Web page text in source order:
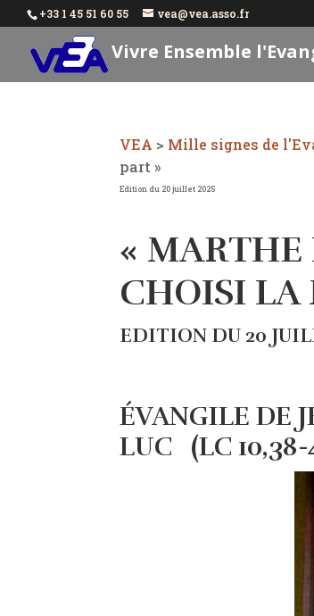
+33 1 45 51 60 55 vea@vea.asso.fr
Vivre Ensemble
VEA > Mille signes de
part »
Edition du 20 juillet 2025
« MARTHE
CHOISI LA
EDITION DU 20
ÉVANGILE DE
LUC (LC 10,38-